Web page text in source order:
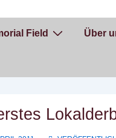
Field Über